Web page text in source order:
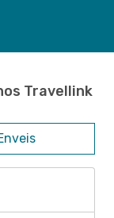
Travellink